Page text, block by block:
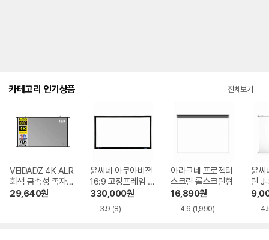
카테고리 인기상품 전체보기
VEIDADZ 4K ALR
회색 금속성 족자형
빔프로젝터 스크린
29,640원
윤씨네 아쿠아비전
16:9 고정프레임 스
크린 SA-FH 시리
즈 시네비젼원단
330,000원
3.9 (8)
아라크네 프로젝터
스크린 롤스크린형
16,890원
4.6 (1,990)
윤씨
린